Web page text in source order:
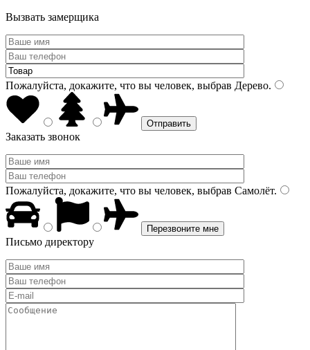
Вызвать замерщика
Пожалуйста, докажите, что вы человек, выбрав Дерево.
Заказать звонок
Пожалуйста, докажите, что вы человек, выбрав Самолёт.
Письмо директору